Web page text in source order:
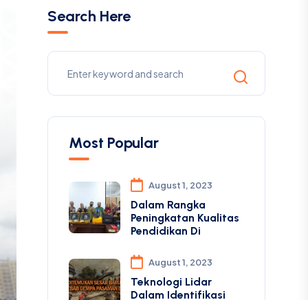
Search Here
Most Popular
August 1, 2023
Dalam Rangka
Peningkatan Kualitas
Pendidikan Di
August 1, 2023
Teknologi Lidar
Dalam Identifikasi